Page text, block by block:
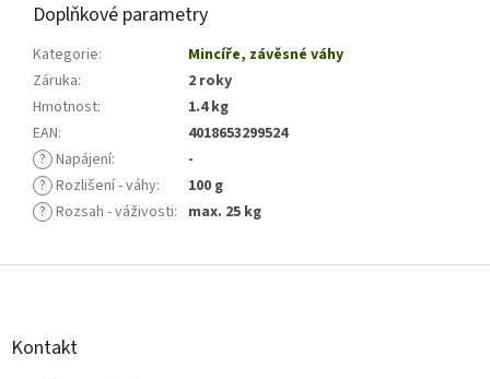
Doplňkové parametry
Kategorie:
Mincíře, závěsné váhy
Záruka:
2 roky
Hmotnost:
1.4 kg
EAN:
4018653299524
? Napájení:
-
? Rozlišení - váhy:
100 g
? Rozsah - váživosti: max. 25 kg
Z
Kontakt